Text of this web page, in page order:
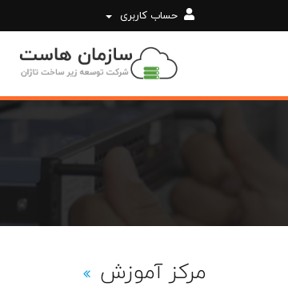
حساب کاربری
مرکز آموزش